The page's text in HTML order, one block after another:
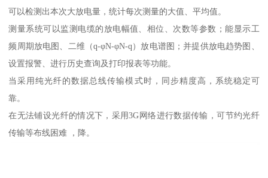
可以检测出本次大放电量，统计每次测量的大值、平均值。
测量系统可以监测电缆的放电幅值、相位、次数等参数；能显示工
频周期放电图、二维（q-φN-φN-q）放电谱图；并提供放电趋势图、
设置报警、进行历史查询及打印报表等功能。
当采用纯光纤的数据总线传输模式时，同步精度高，系统稳定可
靠。
在无法铺设光纤的情况下，采用3G网络进行数据传输，可节约光纤
传输等布线困难 ，降。